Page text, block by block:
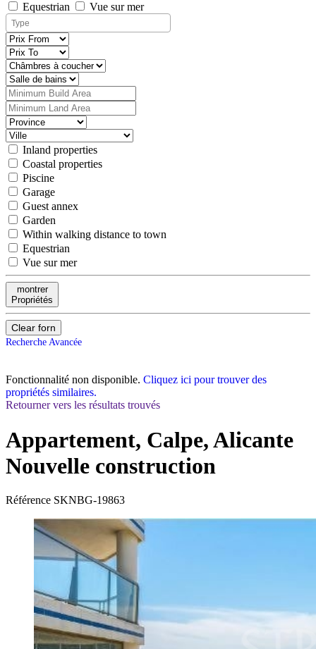
Equestrian
Vue sur mer
Inland properties
Coastal properties
Piscine
Garage
Guest annex
Garden
Within walking distance to town
Equestrian
Vue sur mer
montrer
Propriétés
Clear forn
Recherche Avancée
Fonctionnalité non disponible. Cliquez ici pour trouver des
propriétés similaires.
Retourner vers les résultats trouvés
Appartement, Calpe, Alicante
Nouvelle construction
Référence SKNBG-19863